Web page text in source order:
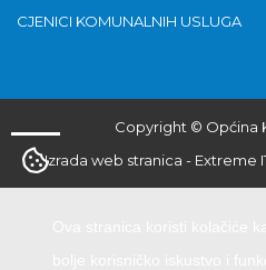
CJENICI KOMUNALNIH USLUGA
Copyright © Općina
Izrada web stranica - Extreme